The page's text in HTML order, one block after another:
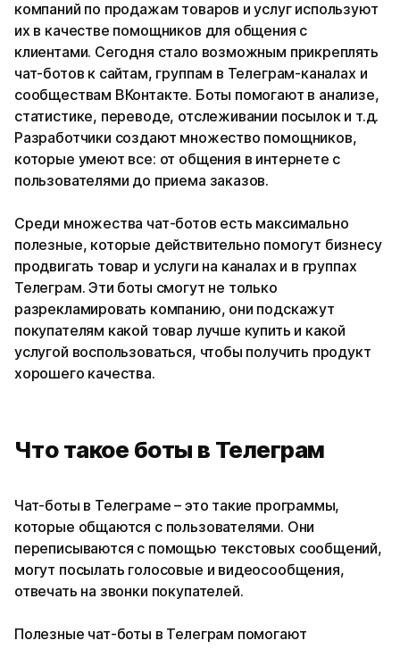
компаний по продажам товаров и услуг используют
их в качестве помощников для общения с
клиентами. Сегодня стало возможным прикреплять
чат-ботов к сайтам, группам в Телеграм-каналах и
сообществам ВКонтакте. Боты помогают в анализе,
статистике, переводе, отслеживании посылок и т.д.
Разработчики создают множество помощников,
которые умеют все: от общения в интернете с
пользователями до приема заказов.
Среди множества чат-ботов есть максимально
полезные, которые действительно помогут бизнесу
продвигать товар и услуги на каналах и в группах
Телеграм. Эти боты смогут не только
разрекламировать компанию, они подскажут
покупателям какой товар лучше купить и какой
услугой воспользоваться, чтобы получить продукт
хорошего качества.
Что такое боты в Телеграм
Чат-боты в Телеграме – это такие программы,
которые общаются с пользователями. Они
переписываются с помощью текстовых сообщений,
могут посылать голосовые и видеосообщения,
отвечать на звонки покупателей.
Полезные чат-боты в Телеграм помогают